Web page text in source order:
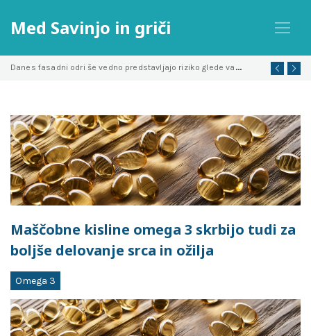
Med Savinjo in griči
D
anes fasadni odri še vedno predstavljajo riziko glede varnosti
Maščobne kisline omega 3 skrbijo tudi za
boljše delovanje srca in ožilja
Omega 3